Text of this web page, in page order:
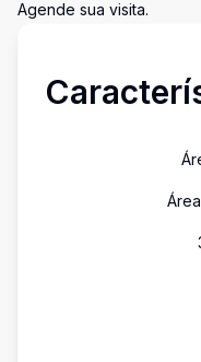
Agende sua visita.